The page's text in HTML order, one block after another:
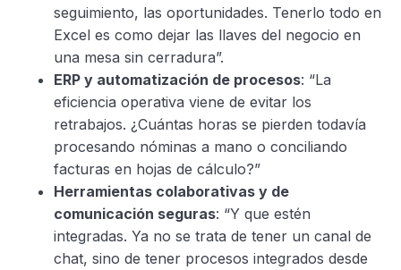
seguimiento, las oportunidades. Tenerlo todo en
Excel es como dejar las llaves del negocio en
una mesa sin cerradura”.
ERP y automatización de procesos: “La
eficiencia operativa viene de evitar los
retrabajos. ¿Cuántas horas se pierden todavía
procesando nóminas a mano o conciliando
facturas en hojas de cálculo?”
Herramientas colaborativas y de
comunicación seguras: “Y que estén
integradas. Ya no se trata de tener un canal de
chat, sino de tener procesos integrados desde